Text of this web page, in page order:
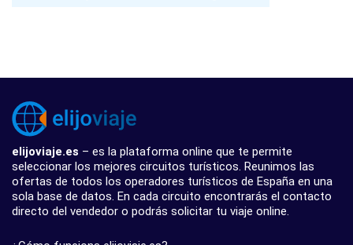
elijoviaje.es – es la plataforma online que te permite
seleccionar los mejores circuitos turísticos. Reunimos las
ofertas de todos los operadores turísticos de España en una
sola base de datos. En cada circuito encontrarás el contacto
directo del vendedor o podrás solicitar tu viaje online.